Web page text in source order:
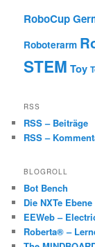
RoboCup
Roboterarm
STEM Toy
RSS
RSS – Beiträge
RSS –
BLOGROLL
Bot Bench
Die NXTe Ebene
EEWeb –
Roberta® –